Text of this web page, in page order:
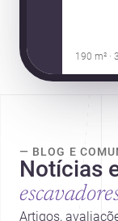
190 m² ·
— BLOG E
Notícias
Artigos,